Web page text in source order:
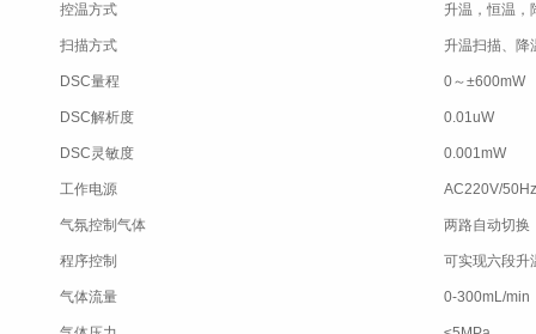
控温方式 升温，恒温，
扫描方式 升温扫描、降
DSC量程 0～±600mW
DSC解析度 0.01uW
DSC灵敏度 0.001mW
工作电源 AC220V/
气氛控制气体 两路自动切换
程序控制 可实现六段升
气体流量 0-300mL/min